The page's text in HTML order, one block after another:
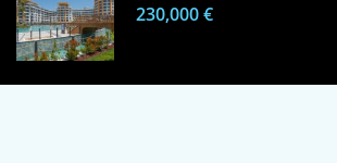
230,000 €